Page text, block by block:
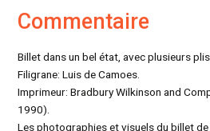
Commentaire
Billet dans un bel état, avec plusieurs
Filigrane: Luis de Camoes.
Imprimeur: Bradbury Wilkinson and
1990).
Les photographies et visuels du billet